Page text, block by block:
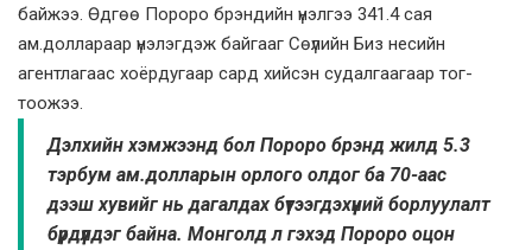
байжээ. Өдгөө Пороро брэндийн үнэлгээ 341.4 сая
ам.доллараар үнэлэгдэж байгааг Сөүлийн Биз­ несийн
агентлагаас хоёрдугаар сард хийсэн судалгаагаар тог­
тоожээ.
Дэлхийн хэмжээнд бол Пороро брэнд жилд 5.3
тэрбум ам.долларын орлого олдог ба 70-аас
дээш хувийг нь дагалдах бүтээгдэхүүний борлуулалт
бүрдүүлдэг байна. Монголд л гэхэд Пороро оцон